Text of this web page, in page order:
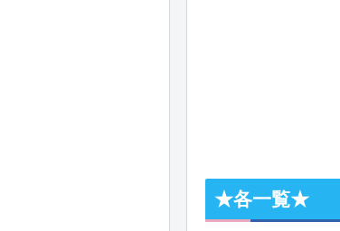
★各一覧★